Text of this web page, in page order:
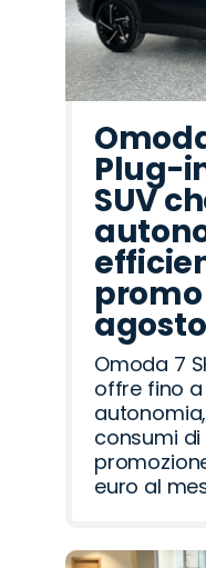
Plug-
SUV
agosto
Omoda 7
offre fino a
consumi di
euro al